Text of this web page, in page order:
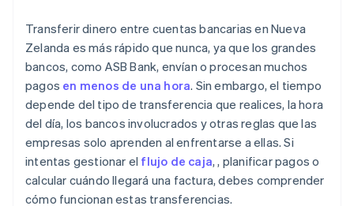
Transferir dinero entre cuentas bancarias en Nueva
Zelanda es más rápido que nunca, ya que los grandes
bancos, como ASB Bank, envían o procesan muchos
pagos en menos de una hora. Sin embargo, el tiempo
depende del tipo de transferencia que realices, la hora
del día, los bancos involucrados y otras reglas que las
empresas solo aprenden al enfrentarse a ellas. Si
intentas gestionar el flujo de caja, , planificar pagos o
calcular cuándo llegará una factura, debes comprender
cómo funcionan estas transferencias.